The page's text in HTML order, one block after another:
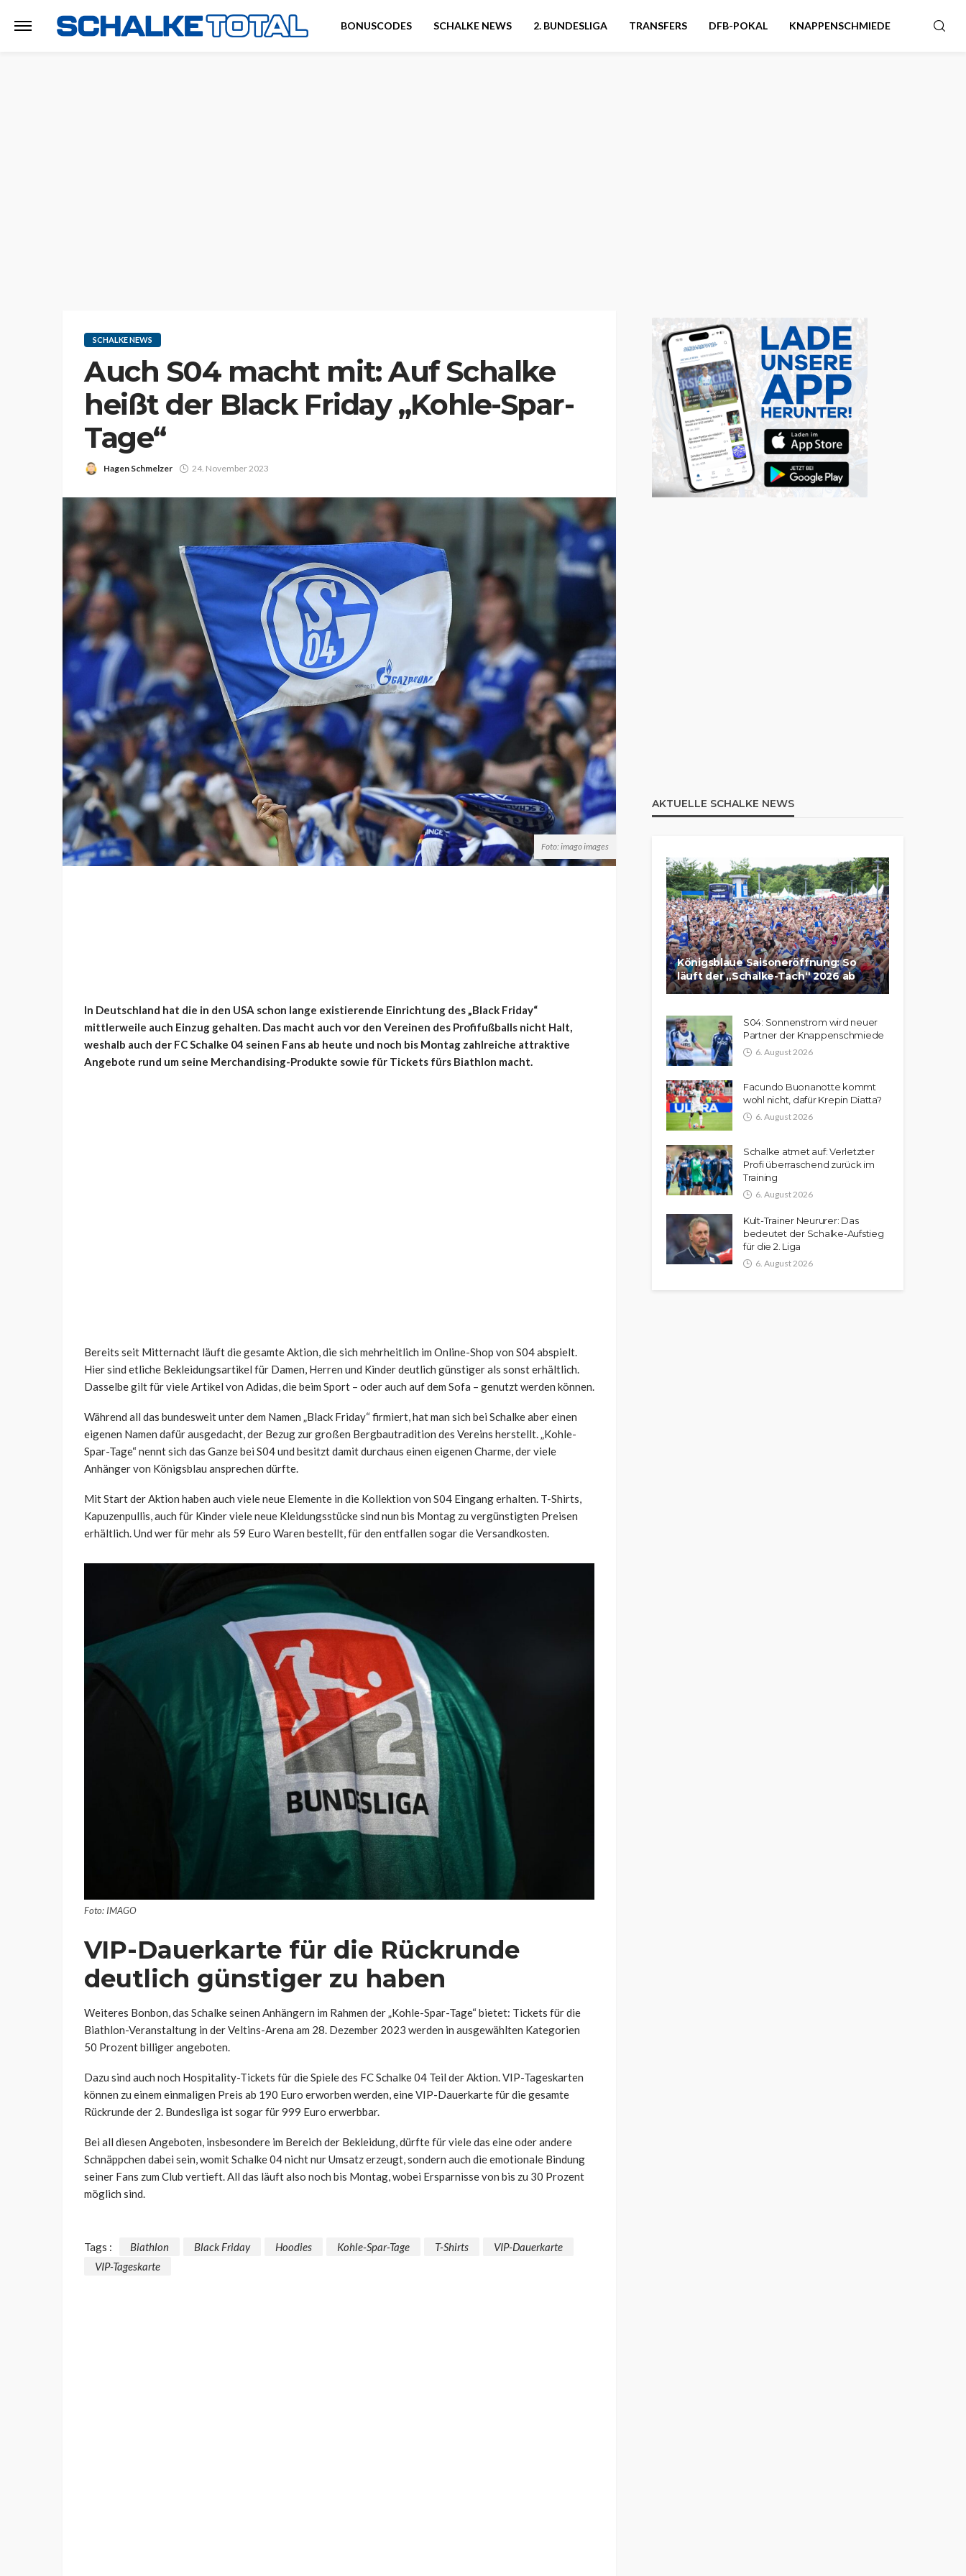
BONUSCODES SCHALKE NEWS 2. BUNDESLIGA TRANSFERS DFB-POKAL KNAPPENSCHMIEDE
SCHALKE NEWS
Auch S04 macht mit: Auf Schalke
heißt der Black Friday „Kohle-Spar-
Tage“
Hagen Schmelzer 24. November 2023
Foto: imago images
In Deutschland hat die in den USA schon lange existierende Einrichtung des „Black Friday“
mittlerweile auch Einzug gehalten. Das macht auch vor den Vereinen des Profifußballs nicht Halt,
weshalb auch der FC Schalke 04 seinen Fans ab heute und noch bis Montag zahlreiche attraktive
Angebote rund um seine Merchandising-Produkte sowie für Tickets fürs Biathlon macht.
Bereits seit Mitternacht läuft die gesamte Aktion, die sich mehrheitlich im Online-Shop von S04 abspielt.
Hier sind etliche Bekleidungsartikel für Damen, Herren und Kinder deutlich günstiger als sonst erhältlich.
Dasselbe gilt für viele Artikel von Adidas, die beim Sport – oder auch auf dem Sofa – genutzt werden können.
Während all das bundesweit unter dem Namen „Black Friday“ firmiert, hat man sich bei Schalke aber einen
eigenen Namen dafür ausgedacht, der Bezug zur großen Bergbautradition des Vereins herstellt. „Kohle-
Spar-Tage“ nennt sich das Ganze bei S04 und besitzt damit durchaus einen eigenen Charme, der viele
Anhänger von Königsblau ansprechen dürfte.
Mit Start der Aktion haben auch viele neue Elemente in die Kollektion von S04 Eingang erhalten. T-Shirts,
Kapuzenpullis, auch für Kinder viele neue Kleidungsstücke sind nun bis Montag zu vergünstigten Preisen
erhältlich. Und wer für mehr als 59 Euro Waren bestellt, für den entfallen sogar die Versandkosten.
Foto: IMAGO
VIP-Dauerkarte für die Rückrunde
deutlich günstiger zu haben
Weiteres Bonbon, das Schalke seinen Anhängern im Rahmen der „Kohle-Spar-Tage“ bietet: Tickets für die
Biathlon-Veranstaltung in der Veltins-Arena am 28. Dezember 2023 werden in ausgewählten Kategorien
50 Prozent billiger angeboten.
Dazu sind auch noch Hospitality-Tickets für die Spiele des FC Schalke 04 Teil der Aktion. VIP-Tageskarten
können zu einem einmaligen Preis ab 190 Euro erworben werden, eine VIP-Dauerkarte für die gesamte
Rückrunde der 2. Bundesliga ist sogar für 999 Euro erwerbbar.
Bei all diesen Angeboten, insbesondere im Bereich der Bekleidung, dürfte für viele das eine oder andere
Schnäppchen dabei sein, womit Schalke 04 nicht nur Umsatz erzeugt, sondern auch die emotionale Bindung
seiner Fans zum Club vertieft. All das läuft also noch bis Montag, wobei Ersparnisse von bis zu 30 Prozent
möglich sind.
Tags : Biathlon Black Friday Hoodies Kohle-Spar-Tage T-Shirts
VIP-Dauerkarte
VIP-Tageskarte
AKTUELLE SCHALKE NEWS
Königsblaue Saisoneröffnung: So
läuft der „Schalke-Tach“ 2026 ab
S04: Sonnenstrom wird neuer
Partner der Knappenschmiede
6. August 2026
Facundo Buonanotte kommt
wohl nicht, dafür Krepin Diatta?
6. August 2026
Schalke atmet auf: Verletzter
Profi überraschend zurück im
Training
6. August 2026
Kult-Trainer Neururer: Das
bedeutet der Schalke-Aufstieg
für die 2. Liga
6. August 2026